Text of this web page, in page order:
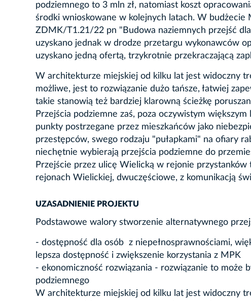
podziemnego to 3 mln zł, natomiast koszt
środki wnioskowane w kolejnych latach. W budżecie
ZDMK/T1.21/22 pn "Budowa naziemnych przejść
uzyskano jednak w drodze przetargu wykonawców
uzyskano jedną ofertą, trzykrotnie przekraczającą
W architekturze miejskiej od kilku lat jest widoczny
możliwe, jest to rozwiązanie dużo tańsze, łatwiej
takie stanowią też bardziej klarowną ścieżkę
Przejścia podziemne zaś, poza oczywistym
punkty postrzegane przez mieszkańców jako
przestępców, swego rodzaju "pułapkami" na ofiary
niechętnie wybierają przejścia podziemne do
Przejście przez ulicę Wielicką w rejonie
rejonach Wielickiej, dwuczęściowe, z komunikacją
UZASADNIENIE PROJEKTU
Podstawowe walory stworzenie alternatywnego
- dostępność dla osób z niepełnosprawnościami,
lepsza dostępność i zwiększenie korzystania z MPK
- ekonomiczność rozwiązania - rozwiązanie to może
podziemnego
W architekturze miejskiej od kilku lat jest widoczny